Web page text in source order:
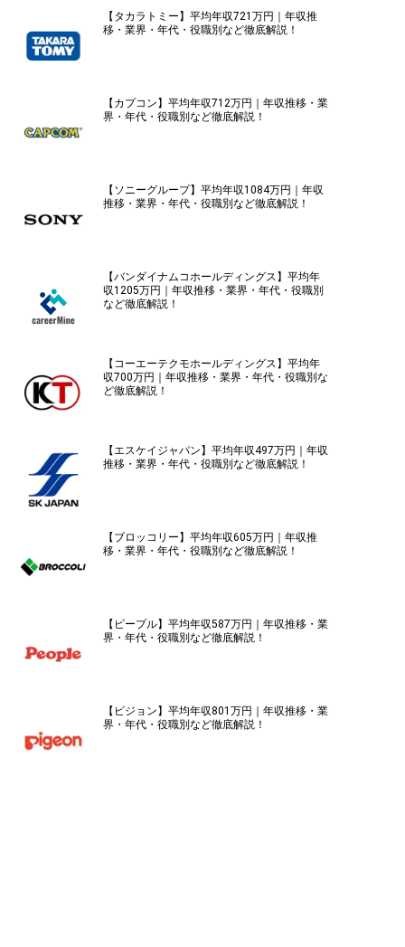
【タカラトミー】平均年収721万円｜年収推
移・業界・年代・役職別など徹底解説！
【カプコン】平均年収712万円｜年収推移・業
界・年代・役職別など徹底解説！
【ソニーグループ】平均年収1084万円｜年収
推移・業界・年代・役職別など徹底解説！
【バンダイナムコホールディングス】平均年
収1205万円｜年収推移・業界・年代・役職別
など徹底解説！
【コーエーテクモホールディングス】平均年
収700万円｜年収推移・業界・年代・役職別な
ど徹底解説！
【エスケイジャパン】平均年収497万円｜年収
推移・業界・年代・役職別など徹底解説！
【ブロッコリー】平均年収605万円｜年収推
移・業界・年代・役職別など徹底解説！
【ピープル】平均年収587万円｜年収推移・業
界・年代・役職別など徹底解説！
【ピジョン】平均年収801万円｜年収推移・業
界・年代・役職別など徹底解説！